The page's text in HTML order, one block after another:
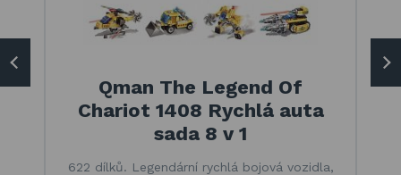
Qman The Legend Of
Chariot 1408 Rychlá auta
sada 8 v 1
622 dílků. Legendární rychlá bojová vozidla,